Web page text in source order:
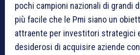
pochi campioni nazionali di grandi
più facile che le Pmi siano un
attraente per investitori strategici
desiderosi di acquisire aziende